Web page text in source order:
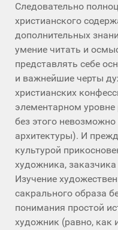
Следовательно
христианского
дополнительных
умение читать и
представлять себе
и важнейшие черты
христианских
элементарном уровне
без этого
архитектуры). И
культурой
художника,
Изучение
сакрального образа
понимания простой
художник (равно, как